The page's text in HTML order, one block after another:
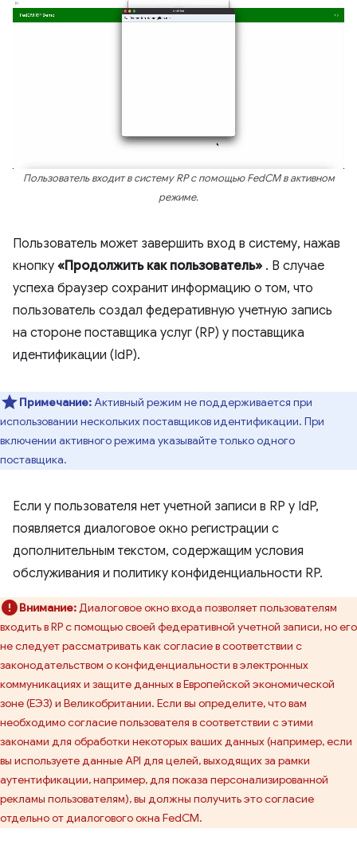
Пользователь входит в систему RP с помощью FedCM в активном
режиме.
Пользователь может завершить вход в систему, нажав
кнопку «Продолжить как пользователь» . В случае
успеха браузер сохранит информацию о том, что
пользователь создал федеративную учетную запись
на стороне поставщика услуг (RP) у поставщика
идентификации (IdP).
Примечание:Активный режим не поддерживается при
использовании нескольких поставщиков идентификации. При
включении активного режима указывайте только одного
поставщика.
Если у пользователя нет учетной записи в RP у IdP,
появляется диалоговое окно регистрации с
дополнительным текстом, содержащим условия
обслуживания и политику конфиденциальности RP.
Внимание:Диалоговое окно входа позволяет пользователям
входить в RP с помощью своей федеративной учетной записи, но его
не следует рассматривать как согласие в соответствии с
законодательством о конфиденциальности в электронных
коммуникациях и защите данных в Европейской экономической
зоне (ЕЭЗ) и Великобритании. Если вы определите, что вам
необходимо согласие пользователя в соответствии с этими
законами для обработки некоторых ваших данных (например, если
вы используете данные API для целей, выходящих за рамки
аутентификации, например, для показа персонализированной
рекламы пользователям), вы должны получить это согласие
отдельно от диалогового окна FedCM.